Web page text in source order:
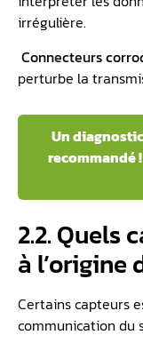
irrégulière.
Connecteurs
perturbe la
Un
recommandé
2.2. Quels
à l’origine
Certains capteurs
communication du